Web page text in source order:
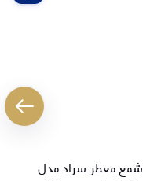
شمع معطر سراد مدل